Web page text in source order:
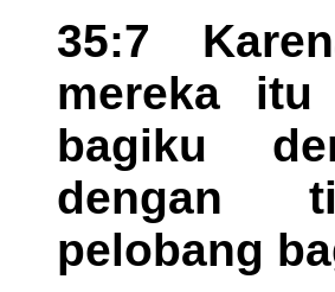
35:7
mereka itu
bagiku
dengan
pelobang